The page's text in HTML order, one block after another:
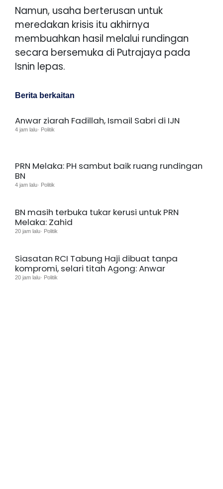
Namun, usaha berterusan untuk
meredakan krisis itu akhirnya
membuahkan hasil melalui rundingan
secara bersemuka di Putrajaya pada
Isnin lepas.
Berita berkaitan
Anwar ziarah Fadillah, Ismail Sabri di IJN
4 jam lalu· Politik
PRN Melaka: PH sambut baik ruang rundingan
BN
4 jam lalu· Politik
BN masih terbuka tukar kerusi untuk PRN
Melaka: Zahid
20 jam lalu· Politik
Siasatan RCI Tabung Haji dibuat tanpa
kompromi, selari titah Agong: Anwar
20 jam lalu· Politik